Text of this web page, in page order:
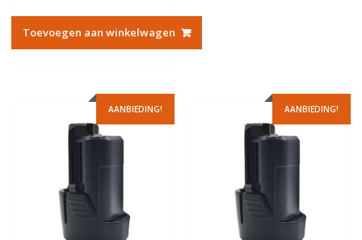
was:
€25.38.
is:
€19.25.
Toevoegen aan winkelwagen
AANBIEDING! AANBIEDING!